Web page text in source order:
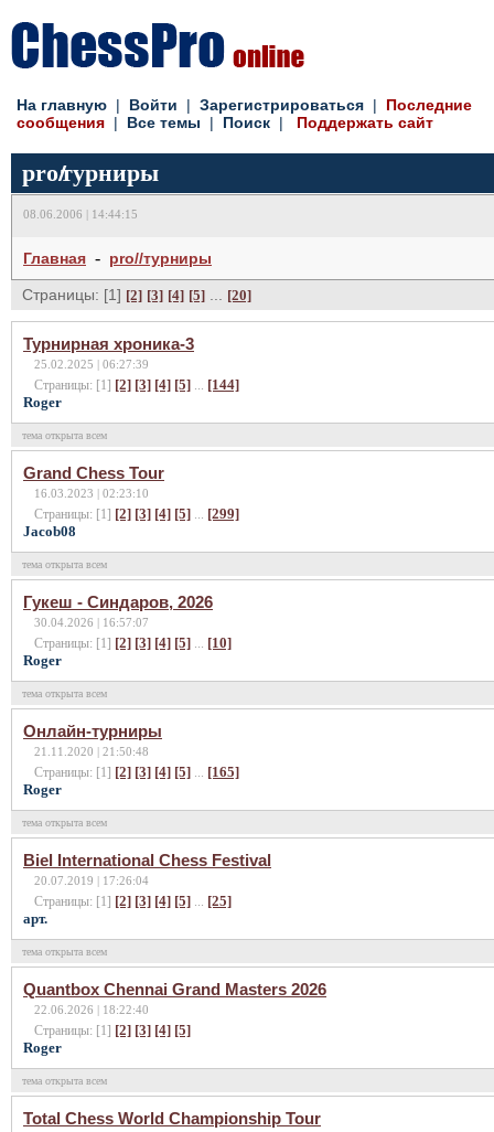
На главную | Войти | Зарегистрироваться | Последние
сообщения | Все темы | Поиск | Поддержать сайт
pro//турниры
08.06.2006 | 14:44:15
Главная - pro//турниры
Страницы: [1] [2] [3] [4] [5] [20]
Турнирная хроника-3
25.02.2025 | 06:27:39
Страницы: [1] [2] [3] [4] [5] ... [144]
Roger
тема открыта всем
Grand Chess Tour
16.03.2023 | 02:23:10
Страницы: [1] [2] [3] [4] [5] ... [299]
Jacob08
тема открыта всем
Гукеш - Синдаров, 2026
30.04.2026 | 16:57:07
Страницы: [1] [2] [3] [4] [5] ... [10]
Roger
тема открыта всем
Онлайн-турниры
21.11.2020 | 21:50:48
Страницы: [1] [2] [3] [4] [5] ... [165]
Roger
тема открыта всем
Biel International Chess Festival
20.07.2019 | 17:26:04
Страницы: [1] [2] [3] [4] [5] ... [25]
арт.
тема открыта всем
Quantbox Chennai Grand Masters 2026
22.06.2026 | 18:22:40
Страницы: [1] [2] [3] [4] [5]
Roger
тема открыта всем
Total Chess World Championship Tour